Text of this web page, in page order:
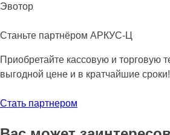
Эвотор
Станьте партнёром АРКУС-Ц
Приобретайте кассовую и торговую
выгодной цене и в кратчайшие сроки!
Стать партнером